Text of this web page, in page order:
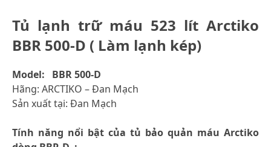
Tủ lạnh trữ máu 523 lít Arctiko
BBR 500-D ( Làm lạnh kép)
Model: BBR 500-D
Hãng: ARCTIKO – Đan Mạch
Sản xuất tại: Đan Mạch
Tính năng nổi bật của tủ bảo quản máu Arctiko